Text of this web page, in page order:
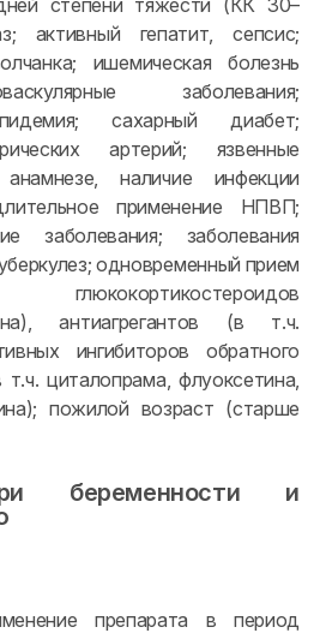
степени тяжести (КК 30–
активный гепатит, сепсис;
ишемическая болезнь
заболевания;
сахарный диабет;
артерий; язвенные
наличие инфекции
применение НПВП;
заболевания; заболевания
одновременный прием
антиагрегантов (в т.ч.
ингибиторов обратного
циталопрама, флуоксетина,
пожилой возраст (старше
беременности и
препарата в период